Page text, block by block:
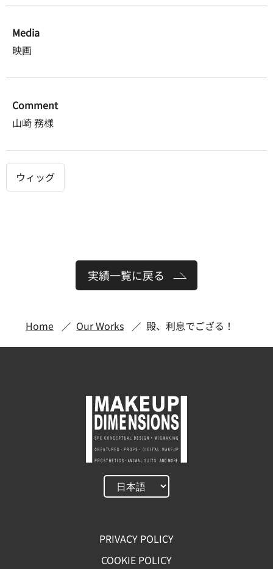
Media
映画
Comment
山崎 務様
ウィッグ
実績一覧に戻る
Home Our Works 殿、利息でござる！
PRIVACY POLICY
COOKIE POLICY